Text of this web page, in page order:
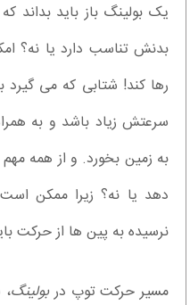
یک بولینگ باز باید بداند
بدنش تناسب دارد یا نه؟
رها کند! شتابی که می گیرد
سرعتش زیاد باشد و به
به زمین بخورد. و از همه مهم
دهد یا نه؟ زیرا ممکن
نرسیده به پین ها از حرکت
مسیر حرکت توپ دربولینگ